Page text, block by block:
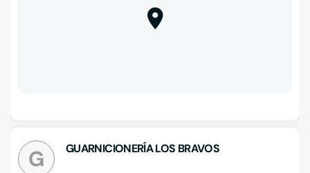
G GUARNICIONERÍA LOS BRAVOS